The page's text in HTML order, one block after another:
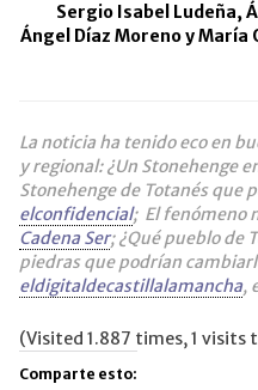
Sergio Isabel Ludeña,
Ángel Díaz Moreno y María
La noticia ha tenido eco en
y regional: ¿Un Stonehenge
Stonehenge de Totanés que
elconfidencial; El fenómeno
Cadena Ser; ¿Qué pueblo de
piedras que podrían
eldigitaldecastillalamancha,
(Visited 1.887 times, 1 visits
Comparte esto: